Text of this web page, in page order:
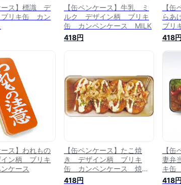
ース】標識 デ
リキ缶 カン
【缶ペンケース】牛乳 ミ
ルク デザイン柄 ブリキ
缶 カンペンケース MILK
418円
【
らあ
ブリ
418円
ース】われもの
ン柄 ブリキ
ケース
【缶ペンケース】たこ焼
き デザイン柄 ブリキ
缶 カンペンケース 焼き
たてのたこやき
418円
【
妻弁
キ缶
LOVE
418円